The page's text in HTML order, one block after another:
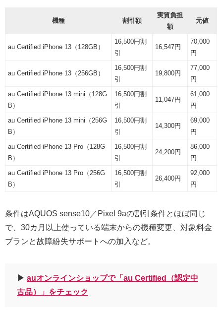
機種 割引額
実質負担
額
元値
au Certified iPhone 13（128GB）
16,500円割
引
16,547円
70,000
円
au Certified iPhone 13（256GB）
16,500円割
引
19,800円
77,000
円
au Certified iPhone 13 mini（128G
B）
16,500円割
引
11,047円
61,000
円
au Certified iPhone 13 mini（256G
B）
16,500円割
引
14,300円
69,000
円
au Certified iPhone 13 Pro（128G
B）
16,500円割
引
24,200円
86,000
円
au Certified iPhone 13 Pro（256G
B）
16,500円割
引
26,400円
92,000
円
条件はAQUOS sense10／Pixel 9aの割引条件とほぼ同じ
で、30カ月以上使っている端末からの機種変更、対象料金
プランと故障紛失サポートへの加入など。
▶︎ auオンラインショップで「au Certified（認定中
古品）」をチェック